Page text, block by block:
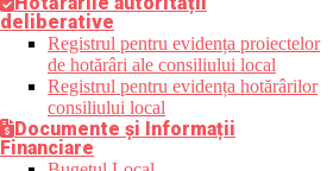
deliberative
Registrul pentru evidența proiectelor
de hotărâri ale consiliului local
Registrul pentru evidența hotărârilor
consiliului local
Documente și Informații
Financiare